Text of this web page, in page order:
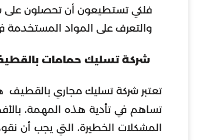
فلكي تستطيعون أن تحصلون على
والتعرف على المواد المستخدمة
شركة تسليك حمامات
تعتبر شركة تسليك مجاري بالقطيف
تساهم في تأدية هذه المهمة،
المشكلات الخطيرة، التي يجب أن